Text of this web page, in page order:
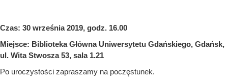
Czas: 30 września 2019, godz. 16.00
Miejsce: Biblioteka Główna Uniwersytetu Gdańskiego, Gdańsk,
ul. Wita Stwosza 53, sala 1.21
Po uroczystości zapraszamy na poczęstunek.